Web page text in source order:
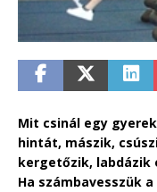
Mit csinál egy
hintát, mászik,
kergetőzik, labdázik
Ha számbavesszük